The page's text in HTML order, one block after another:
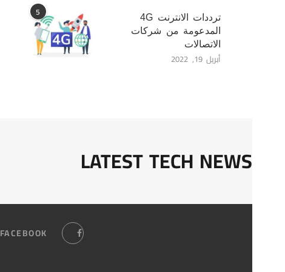
5
ترددات الانترنت 4G
المدعومة من شركات
الاتصالات
أبريل 19, 2022
LATEST TECH NEWS
FACEBOOK